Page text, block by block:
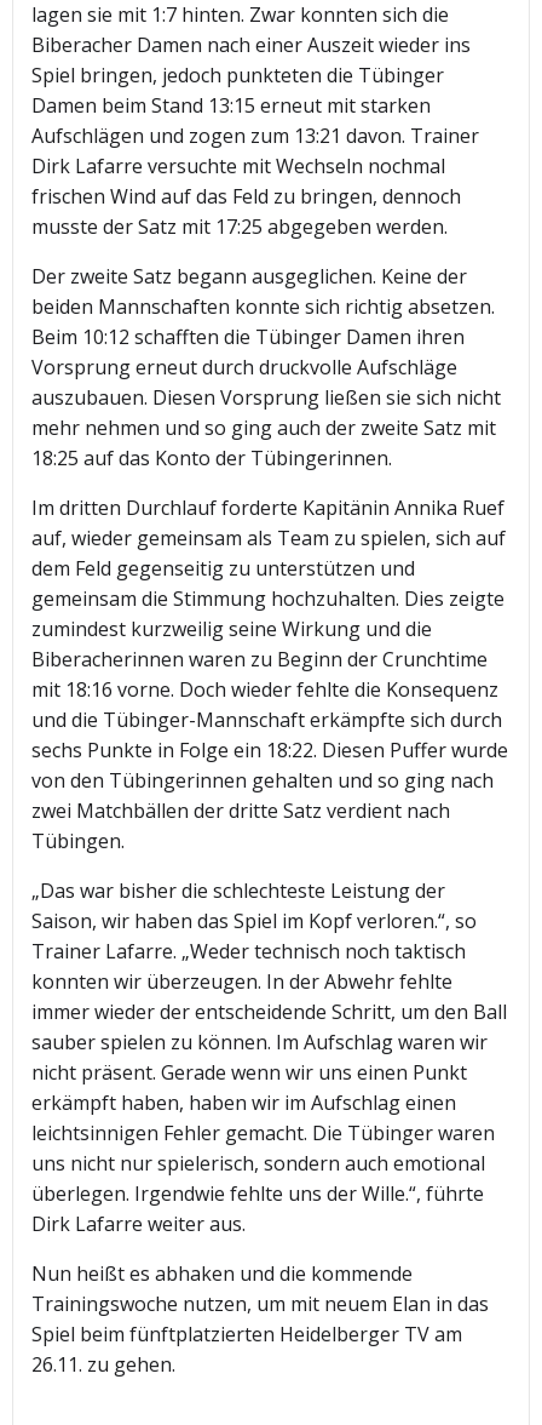
lagen sie mit 1:7 hinten. Zwar konnten sich die
Biberacher Damen nach einer Auszeit wieder ins
Spiel bringen, jedoch punkteten die Tübinger
Damen beim Stand 13:15 erneut mit starken
Aufschlägen und zogen zum 13:21 davon. Trainer
Dirk Lafarre versuchte mit Wechseln nochmal
frischen Wind auf das Feld zu bringen, dennoch
musste der Satz mit 17:25 abgegeben werden.
Der zweite Satz begann ausgeglichen. Keine der
beiden Mannschaften konnte sich richtig absetzen.
Beim 10:12 schafften die Tübinger Damen ihren
Vorsprung erneut durch druckvolle Aufschläge
auszubauen. Diesen Vorsprung ließen sie sich nicht
mehr nehmen und so ging auch der zweite Satz mit
18:25 auf das Konto der Tübingerinnen.
Im dritten Durchlauf forderte Kapitänin Annika Ruef
auf, wieder gemeinsam als Team zu spielen, sich auf
dem Feld gegenseitig zu unterstützen und
gemeinsam die Stimmung hochzuhalten. Dies zeigte
zumindest kurzweilig seine Wirkung und die
Biberacherinnen waren zu Beginn der Crunchtime
mit 18:16 vorne. Doch wieder fehlte die Konsequenz
und die Tübinger-Mannschaft erkämpfte sich durch
sechs Punkte in Folge ein 18:22. Diesen Puffer wurde
von den Tübingerinnen gehalten und so ging nach
zwei Matchbällen der dritte Satz verdient nach
Tübingen.
„Das war bisher die schlechteste Leistung der
Saison, wir haben das Spiel im Kopf verloren.“, so
Trainer Lafarre. „Weder technisch noch taktisch
konnten wir überzeugen. In der Abwehr fehlte
immer wieder der entscheidende Schritt, um den Ball
sauber spielen zu können. Im Aufschlag waren wir
nicht präsent. Gerade wenn wir uns einen Punkt
erkämpft haben, haben wir im Aufschlag einen
leichtsinnigen Fehler gemacht. Die Tübinger waren
uns nicht nur spielerisch, sondern auch emotional
überlegen. Irgendwie fehlte uns der Wille.“, führte
Dirk Lafarre weiter aus.
Nun heißt es abhaken und die kommende
Trainingswoche nutzen, um mit neuem Elan in das
Spiel beim fünftplatzierten Heidelberger TV am
26.11. zu gehen.